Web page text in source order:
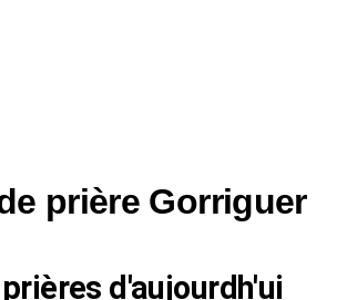
prière Gorriguer
d'aujourdh'ui